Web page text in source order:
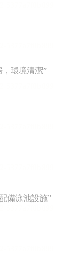
，環境清潔”
備泳池設施”